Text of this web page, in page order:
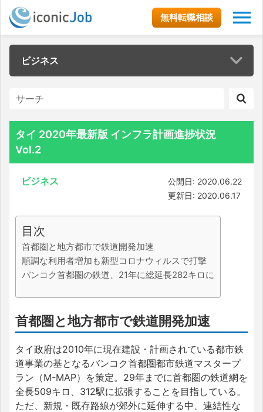
無料転職相談
ビジネス
タイ 2020年最新版 インフラ計画進捗状況
Vol.2
ビジネス
公開日: 2020.06.22
更新日: 2020.06.17
目次
首都圏と地方都市で鉄道開発加速
順調な利用者増加も新型コロナウィルスで打撃
バンコク首都圏の鉄道、21年に総延長282キロに
首都圏と地方都市で鉄道開発加速
タイ政府は2010年に現在建設・計画されている都市鉄
道事業の基となるバンコク首都圏都市鉄道マスタープ
ラン（M-MAP）を策定。29年までに首都圏の鉄道網を
全長509キロ、312駅に拡張することを目指している。
ただ、新規・既存路線が郊外に延伸する中、連結性な